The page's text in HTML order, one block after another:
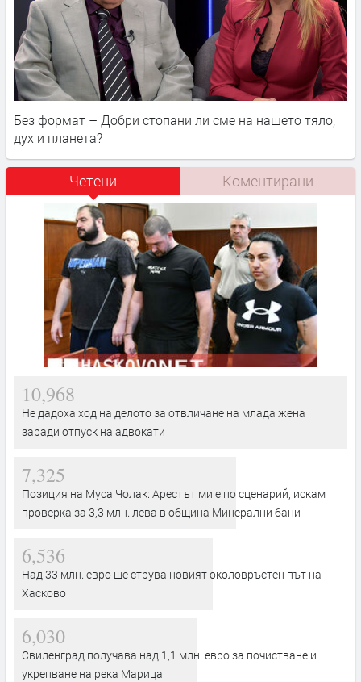
Без формат – Добри стопани ли сме на нашето тяло,
дух и планета?
Четени Коментирани
10,968
Не дадоха ход на делото за отвличане на млада жена
заради отпуск на адвокати
7,325
Позиция на Муса Чолак: Арестът ми е по сценарий, искам
проверка за 3,3 млн. лева в община Минерални бани
6,536
Над 33 млн. евро ще струва новият околовръстен път на
Хасково
6,030
Свиленград получава над 1,1 млн. евро за почистване и
укрепване на река Марица